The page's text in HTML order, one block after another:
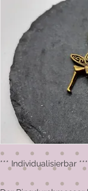
*** Individualisierbar ***